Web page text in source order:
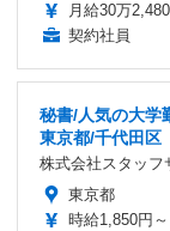
月給30万
契約社員
秘書/人気の大学
東京都/千代田区
株式会社スタッフ
東京都
時給1,850円～